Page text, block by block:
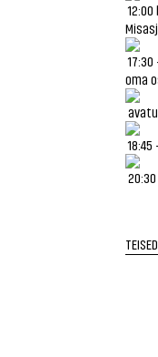
oma
18:45